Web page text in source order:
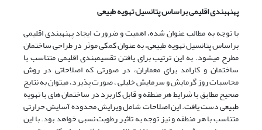
پهنه­بندی اقلیمی براساس پتانسیل تهویه طبیعی
با توجه به مطالب عنوان شده، اهمیت و ضرورت ایجاد پهنه­بندی اقلیمی
براساس پتانسیل تهویه طبیعی، به عنوان کمکی موثر در طراحی ساختمان
مطرح می­شود. به این ترتیب برای یافتن تقسیم­بندی اقلیمی متناسب با
ساختمان و کارامد برای معماران، در صورتی که اصلاحاتی در روش
محاسبات روز گرمایش و سرمایش خلیلی ، صورت پذیرد، می­توان به نتایج
صحیح مطابق با شرایط هر منطقه و قابل کاربرد در ساختمان های با تهویه
طبیعی دست یافت. این اصلاحات شامل ویرایش محدوده آسایش حرارتی
متناسب با هر منطقه و نیز توجه به تاثیر رطوبت نسبی خواهد بود. با این